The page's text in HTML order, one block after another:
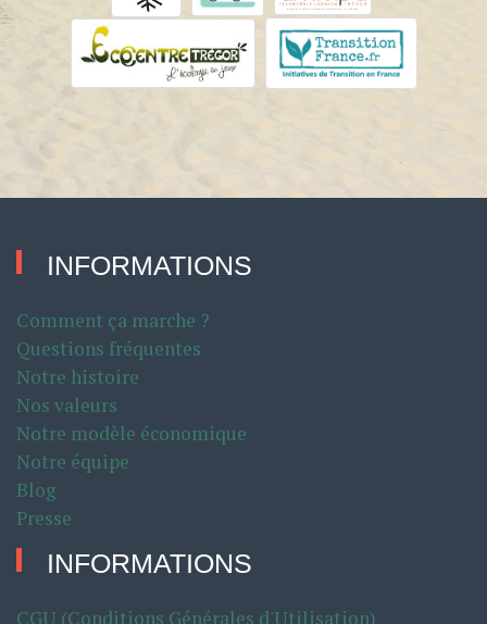
INFORMATIONS
Comment ça marche ?
Questions fréquentes
Notre histoire
Nos valeurs
Notre modèle économique
Notre équipe
Blog
Presse
INFORMATIONS
CGU (Conditions Générales d'Utilisation)